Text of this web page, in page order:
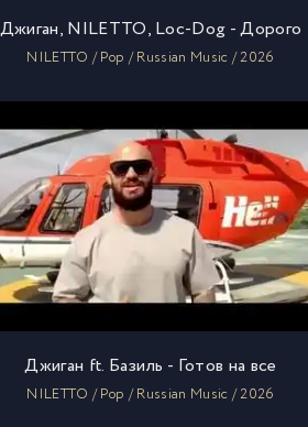
Джиган, NILETTO, Loc-Dog - Дорого
NILETTO / Pop / Russian Music / 2026
Джиган ft. Базиль - Готов на все
NILETTO / Pop / Russian Music / 2026